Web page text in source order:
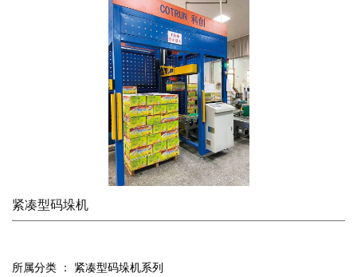
紧凑型码垛机
所属分类 ： 紧凑型码垛机系列